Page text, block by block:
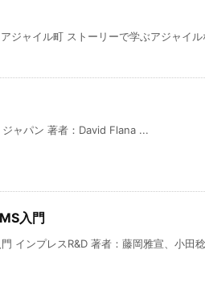
ジャイル町 ストーリーで学ぶアジャイ
ャパン 著者：David Flana ...
入門
インプレスR&D 著者：藤岡雅宣、小田